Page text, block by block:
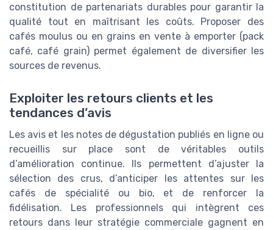
constitution de partenariats durables pour garantir la
qualité tout en maîtrisant les coûts. Proposer des
cafés moulus ou en grains en vente à emporter (pack
café, café grain) permet également de diversifier les
sources de revenus.
Exploiter les retours clients et les
tendances d’avis
Les avis et les notes de dégustation publiés en ligne ou
recueillis sur place sont de véritables outils
d’amélioration continue. Ils permettent d’ajuster la
sélection des crus, d’anticiper les attentes sur les
cafés de spécialité ou bio, et de renforcer la
fidélisation. Les professionnels qui intègrent ces
retours dans leur stratégie commerciale gagnent en